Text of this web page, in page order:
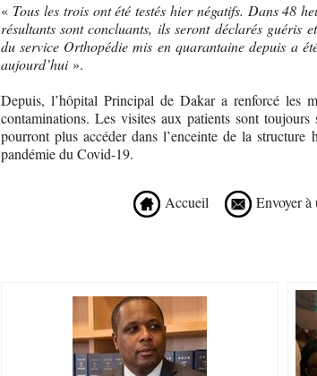
« Tous les trois ont été testés hier négatifs. Dans 48
résultants sont concluants, ils seront déclarés guéris
du service Orthopédie mis en quarantaine depuis a
aujourd’hui».
Depuis, l’hôpital Principal de Dakar a renforcé les
contaminations. Les visites aux patients sont
pourront plus accéder dans l’enceinte de la structure
pandémie du Covid-19.
Accueil Envoyer à